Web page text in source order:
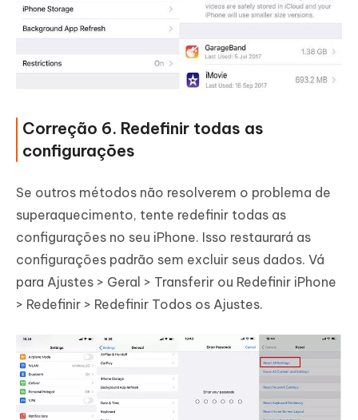
Correção 6. Redefinir todas as
configurações
Se outros métodos não resolverem o problema de
superaquecimento, tente redefinir todas as
configurações no seu iPhone. Isso restaurará as
configurações padrão sem excluir seus dados. Vá
para Ajustes > Geral > Transferir ou Redefinir iPhone
> Redefinir > Redefinir Todos os Ajustes.